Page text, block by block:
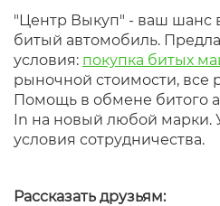
"Центр Выкуп" - ваш шанс
битый автомобиль.
условия: покупка битых
рыночной стоимости, все
Помощь в обмене битого
In на новый любой марки.
условия сотрудничества.
Рассказать друзьям: